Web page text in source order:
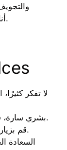
أنامله، فيستحيل شبابيكا من الذهب.
لا تفكر
بشري سارة، قمنا بتوفير أجدد أصناف الحلويات.
قم بزيارتنا، لتتذوق حلوى صُنعت بكل حب.
السعادة